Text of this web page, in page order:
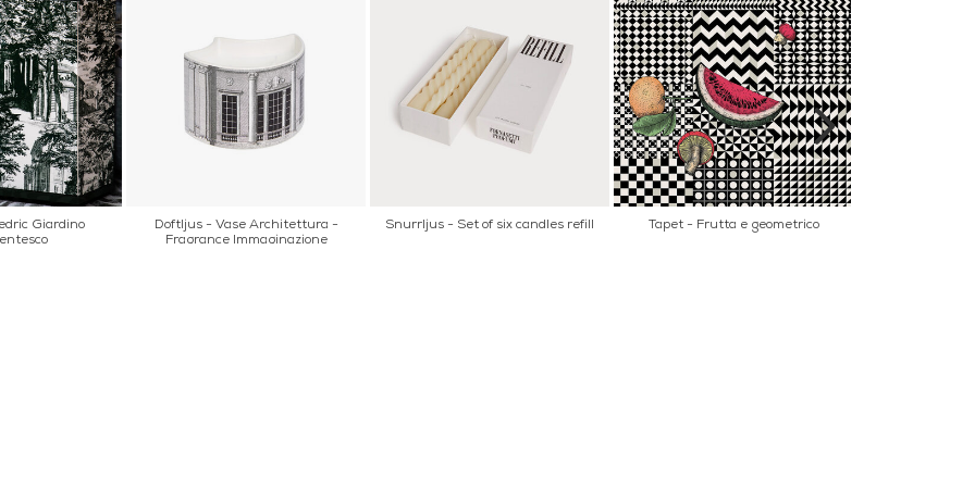
Giardino
Doftljus - Vase Architettura -
Fragrance Immaginazione
Snurrljus - Set of six candles refill Tapet - Frutta e geometrico